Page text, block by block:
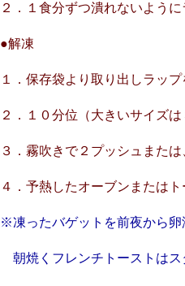
２．１食分ずつ潰れないよう
●解凍
１．保存袋より取り出しラッ
２．１０分位（大きいサイズ
３．霧吹きで２プッシュまた
４．予熱したオーブンまたは
※凍ったバゲットを前夜から卵
朝焼くフレンチトーストはス